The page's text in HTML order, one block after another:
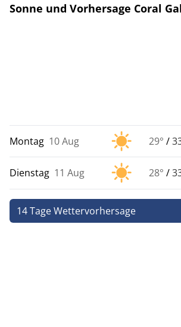
Sonne und Vorhersage Coral
Montag 10 Aug 29° /
Dienstag 11 Aug 28° /
14 Tage Wettervorhersage